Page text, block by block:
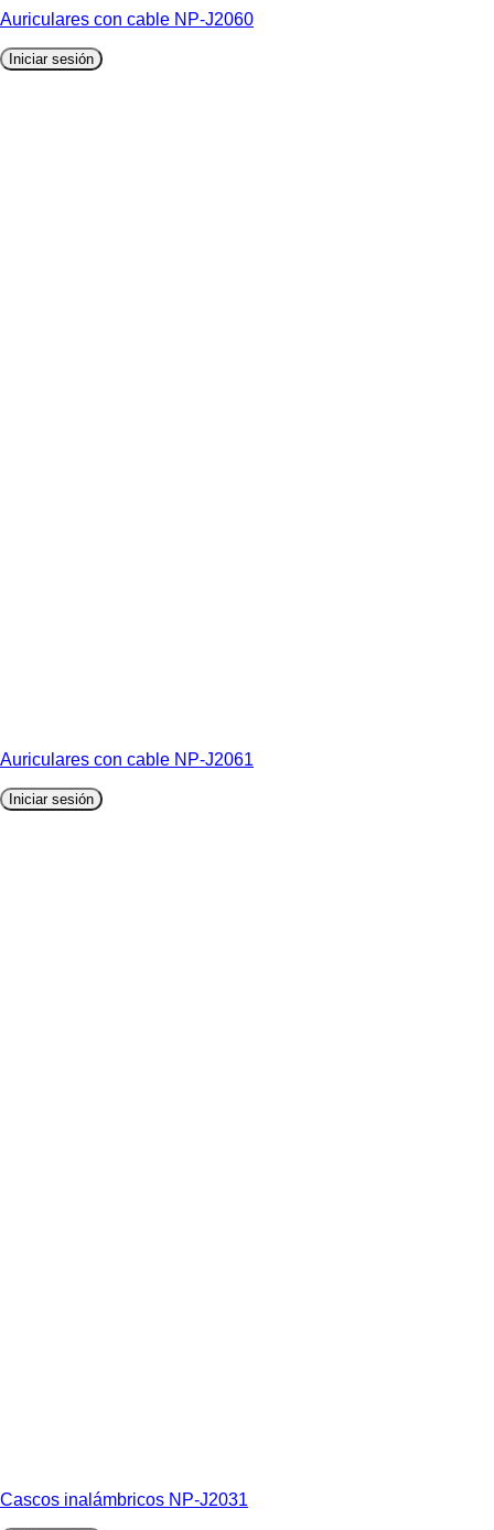
Auriculares con cable NP-J2060
Iniciar sesión
Auriculares con cable NP-J2061
Iniciar sesión
Cascos inalámbricos NP-J2031